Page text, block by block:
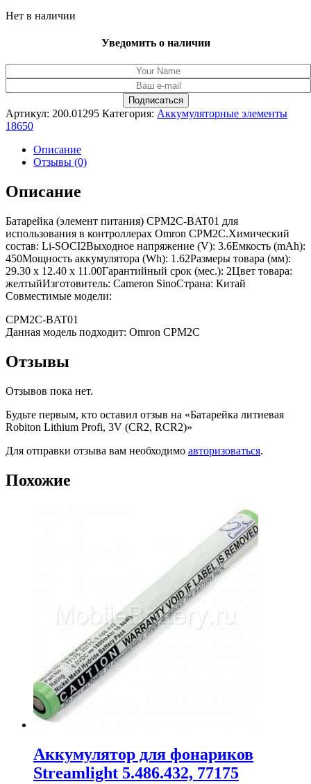
Нет в наличии
Уведомить о наличии
Артикул: 200.01295 Категория: Аккумуляторные элементы
18650
Описание
Отзывы (0)
Описание
Батарейка (элемент питания) CPM2C-BAT01 для
использования в контроллерах Omron CPM2C.Химический
состав: Li-SOCI2Выходное напряжение (V): 3.6Емкость (mAh):
450Мощность аккумулятора (Wh): 1.62Размеры товара (мм):
29.30 x 12.40 x 11.00Гарантийный срок (мес.): 2Цвет товара:
желтыйИзготовитель: Cameron SinoСтрана: Китай
Совместимые модели:
CPM2C-BAT01
Данная модель подходит: Omron CPM2C
Отзывы
Отзывов пока нет.
Будьте первым, кто оставил отзыв на «Батарейка литиевая
Robiton Lithium Profi, 3V (CR2, RCR2)»
Для отправки отзыва вам необходимо авторизоваться.
Похожие
Аккумулятор для фонариков
Streamlight 5.486.432, 77175